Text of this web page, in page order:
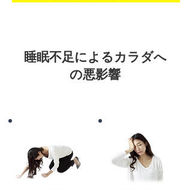
睡眠不足によるカラダへ
の悪影響